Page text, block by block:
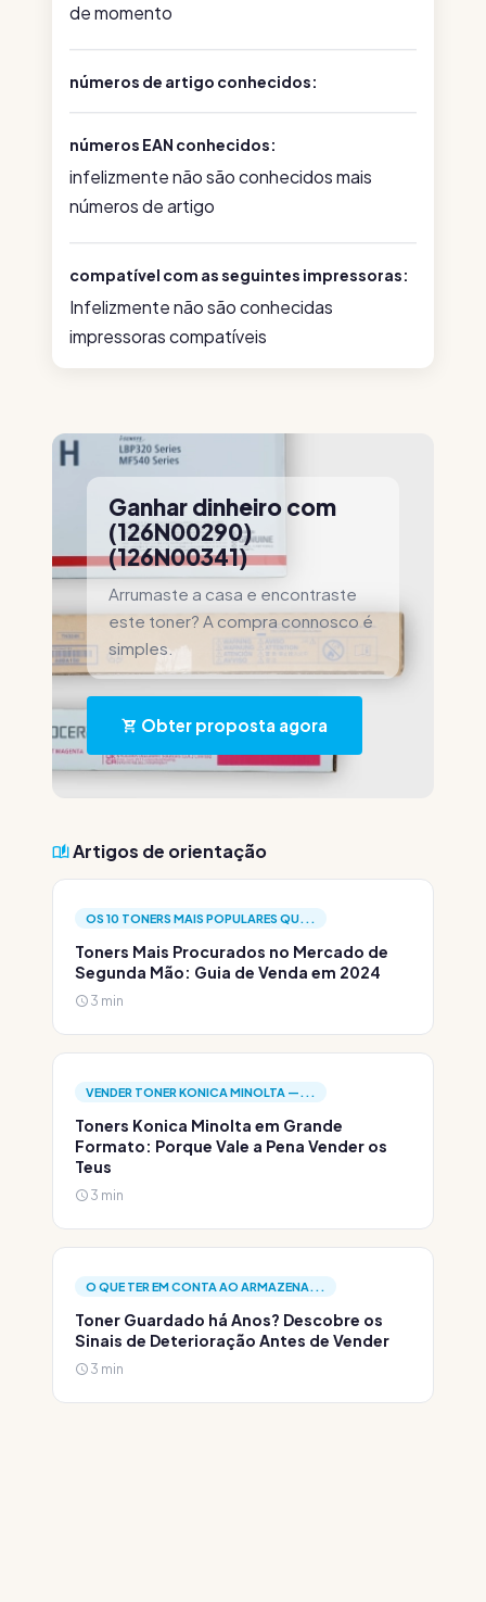
de momento
números de artigo conhecidos:
números EAN conhecidos:
infelizmente não são conhecidos mais
números de artigo
compatível com as seguintes impressoras:
Infelizmente não são conhecidas
impressoras compatíveis
Ganhar dinheiro com
(126N00290)
(126N00341)
Arrumaste a casa e encontraste
este toner? A compra connosco é
simples.
Obter proposta agora
Artigos de orientação
OS 10 TONERS MAIS POPULARES QU...
Toners Mais Procurados no Mercado de
Segunda Mão: Guia de Venda em 2024
3 min
VENDER TONER KONICA MINOLTA —...
Toners Konica Minolta em Grande
Formato: Porque Vale a Pena Vender os
Teus
3 min
O QUE TER EM CONTA AO ARMAZENA...
Toner Guardado há Anos? Descobre os
Sinais de Deterioração Antes de Vender
3 min